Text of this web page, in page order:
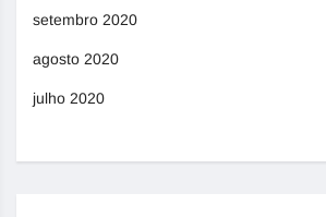
setembro 2020
agosto 2020
julho 2020